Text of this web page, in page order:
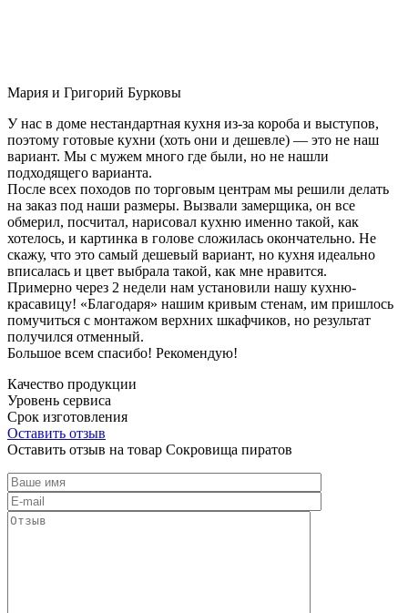
Мария и Григорий Бурковы
У нас в доме нестандартная кухня из-за короба и выступов,
поэтому готовые кухни (хоть они и дешевле) — это не наш
вариант. Мы с мужем много где были, но не нашли
подходящего варианта.
После всех походов по торговым центрам мы решили делать
на заказ под наши размеры. Вызвали замерщика, он все
обмерил, посчитал, нарисовал кухню именно такой, как
хотелось, и картинка в голове сложилась окончательно. Не
скажу, что это самый дешевый вариант, но кухня идеально
вписалась и цвет выбрала такой, как мне нравится.
Примерно через 2 недели нам установили нашу кухню-
красавицу! «Благодаря» нашим кривым стенам, им пришлось
помучиться с монтажом верхних шкафчиков, но результат
получился отменный.
Большое всем спасибо! Рекомендую!
Качество продукции
Уровень сервиса
Срок изготовления
Оставить отзыв
Оставить отзыв на товар Сокровища пиратов